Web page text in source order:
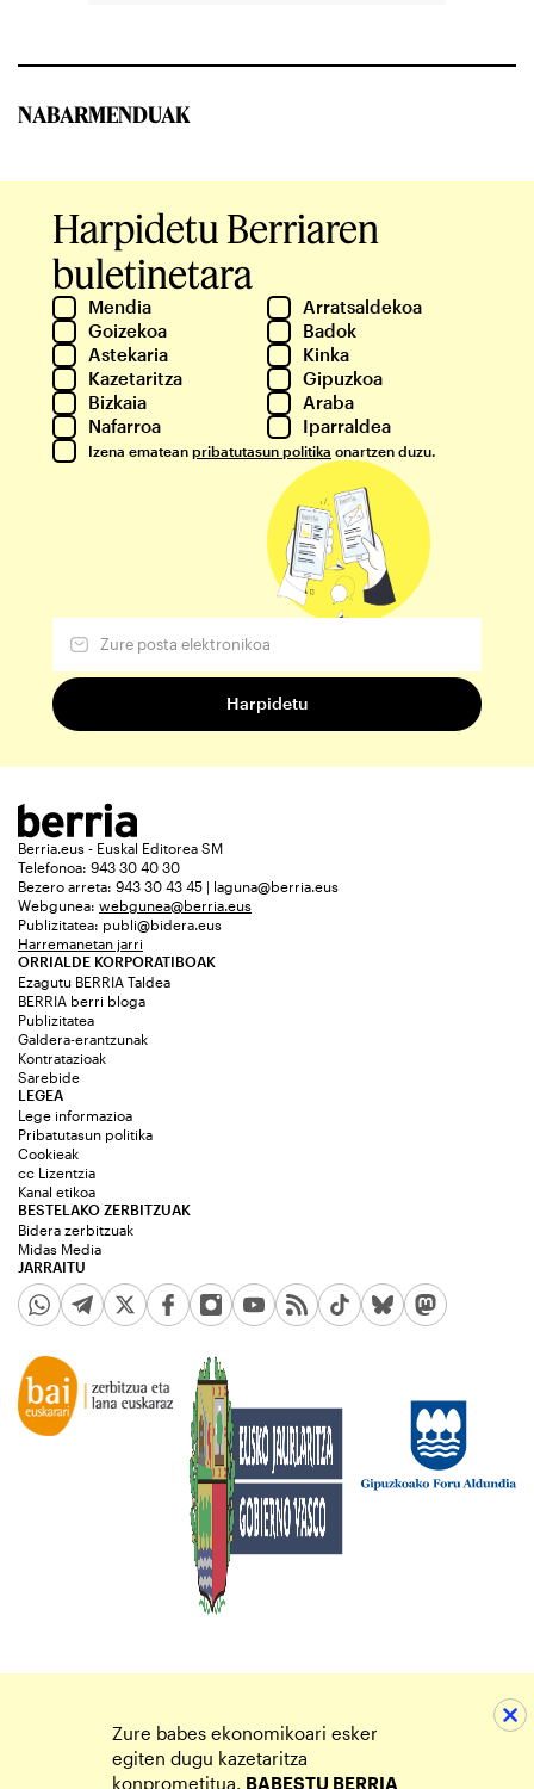
NABARMENDUAK
Harpidetu Berriaren
buletinetara
Mendia
Arratsaldekoa
Goizekoa
Badok
Astekaria
Kinka
Kazetaritza
Gipuzkoa
Bizkaia
Araba
Nafarroa
Iparraldea
Izena ematean pribatutasun politika onartzen duzu.
Berria.eus - Euskal Editorea SM
Telefonoa: 943 30 40 30
Bezero arreta: 943 30 43 45 | laguna@berria.eus
Webgunea: webgunea@berria.eus
Publizitatea: publi@bidera.eus
Harremanetan jarri
ORRIALDE KORPORATIBOAK
Ezagutu BERRIA Taldea
BERRIA berri bloga
Publizitatea
Galdera-erantzunak
Kontratazioak
Sarebide
JARRAITU
LEGEA
Lege informazioa
Pribatutasun politika
Cookieak
cc Lizentzia
Kanal etikoa
BESTELAKO ZERBITZUAK
Bidera zerbitzuak
Midas Media
Zure babes ekonomikoari esker
egiten dugu kazetaritza
konprometitua. BABESTU BERRIA